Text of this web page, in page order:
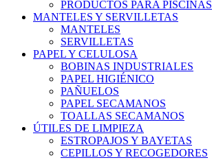
PRODUCTOS PARA PISCINAS
MANTELES Y SERVILLETAS
MANTELES
SERVILLETAS
PAPEL Y CELULOSA
BOBINAS INDUSTRIALES
PAPEL HIGIÉNICO
PAÑUELOS
PAPEL SECAMANOS
TOALLAS SECAMANOS
ÚTILES DE LIMPIEZA
ESTROPAJOS Y BAYETAS
CEPILLOS Y RECOGEDORES